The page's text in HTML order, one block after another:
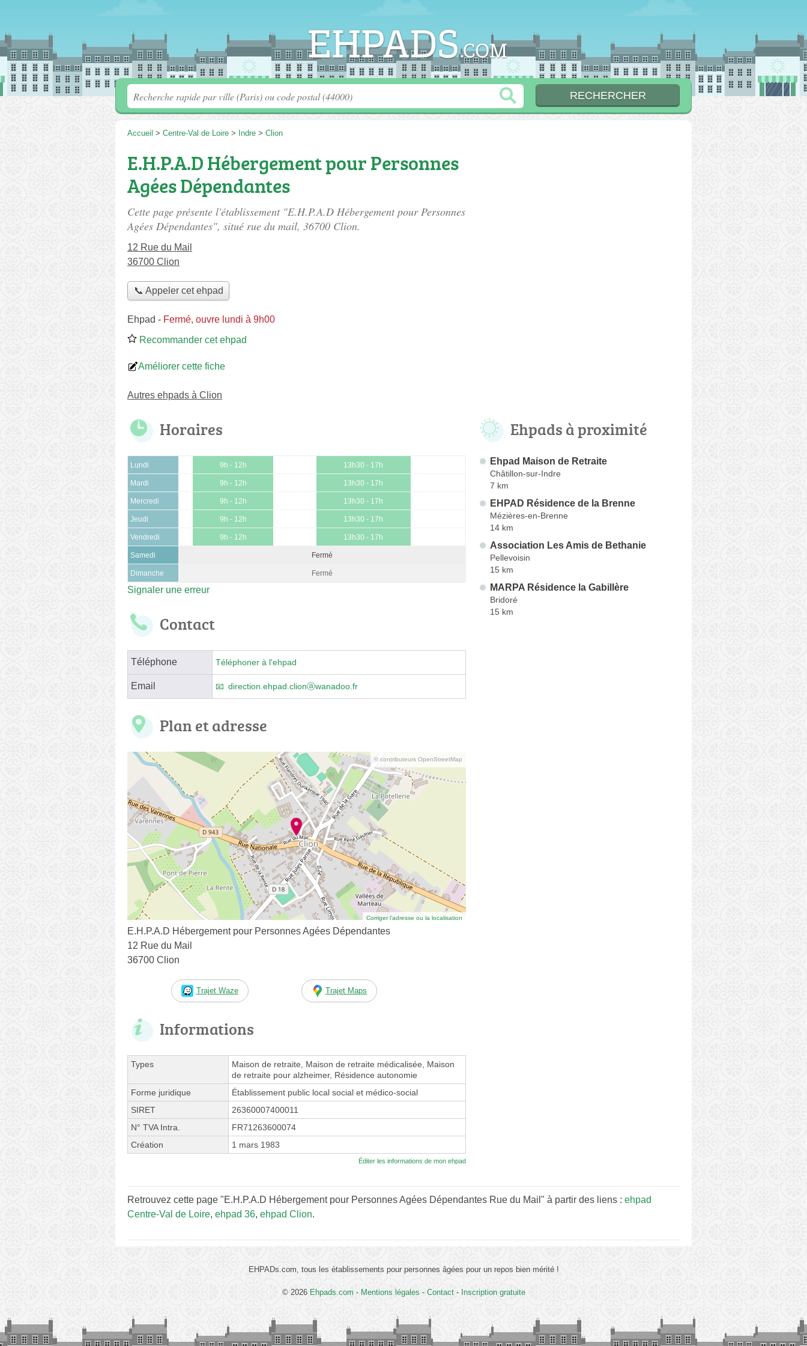
Accueil > Centre-Val de Loire > Indre > Clion
E.H.P.A.D Hébergement pour Personnes
Agées Dépendantes
Cette page présente l'établissement "E.H.P.A.D Hébergement pour Personnes
Agées Dépendantes", situé rue du mail, 36700 Clion.
12 Rue du Mail
36700 Clion
📞 Appeler cet ehpad
Ehpad - Fermé, ouvre lundi à 9h00
Recommander cet ehpad
Améliorer cette fiche
Autres ehpads à Clion
Horaires
Lundi 9h - 12h 13h30 - 17h
Mardi 9h - 12h 13h30 - 17h
Mercredi 9h - 12h 13h30 - 17h
Jeudi 9h - 12h 13h30 - 17h
Vendredi 9h - 12h 13h30 - 17h
Samedi Fermé
Dimanche Fermé
Signaler une erreur
Contact
Téléphone Téléphoner à l'ehpad
Email direction.ehpad.clionⓐwanadoo.fr
Plan et adresse
© contributeurs OpenStreetMap
Corriger l’adresse ou la localisation
E.H.P.A.D Hébergement pour Personnes Agées Dépendantes
12 Rue du Mail
36700 Clion
Trajet Waze Trajet Maps
Informations
Types
Maison de retraite, Maison de retraite médicalisée, Maison
de retraite pour alzheimer, Résidence autonomie
Forme juridique
Établissement public local social et médico-social
SIRET
26360007400011
N° TVA Intra.
FR71263600074
Création
1 mars 1983
Éditer les informations de mon ehpad
Ehpads à proximité
Ehpad Maison de Retraite
Châtillon-sur-Indre
7 km
EHPAD Résidence de la Brenne
Mézières-en-Brenne
14 km
Association Les Amis de Bethanie
Pellevoisin
15 km
MARPA Résidence la Gabillère
Bridoré
15 km
Retrouvez cette page "E.H.P.A.D Hébergement pour Personnes Agées Dépendantes Rue du Mail" à partir des liens : ehpad
Centre-Val de Loire, ehpad 36, ehpad Clion.
EHPADs.com, tous les établissements pour personnes âgées pour un repos bien mérité !
© 2026 Ehpads.com - Mentions légales - Contact- Inscription gratuite